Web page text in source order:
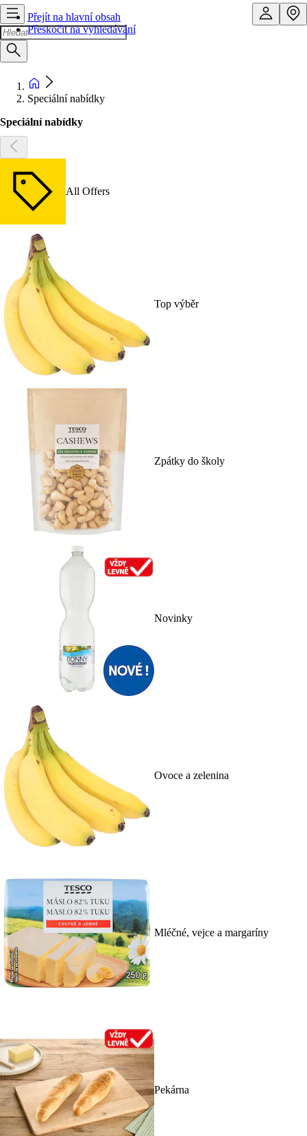
Přejít na hlavní obsah
Přeskočit na vyhledávání
Speciální nabídky
Speciální nabídky
All Offers
Top výběr
Zpátky do školy
Novinky
Ovoce a zelenina
Mléčné, vejce a margaríny
Pekárna